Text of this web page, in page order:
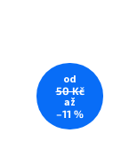
od
50 Kč
až
–11 %